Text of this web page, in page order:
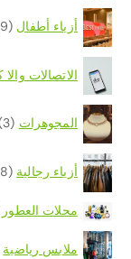
أزياء أطفال (9)
الاتصالات
المجوهرات (3)
أزياء رجالية (8)
محلات العطور
ملابس رياضية